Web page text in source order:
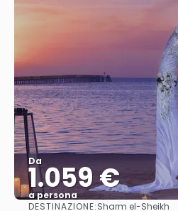
Da
1.059 €
a persona
DESTINAZIONE:Sharm el-Sheikh